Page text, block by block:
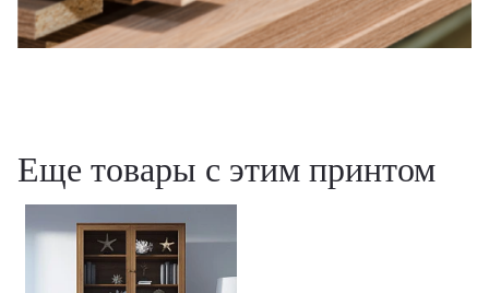
Еще товары с этим принтом